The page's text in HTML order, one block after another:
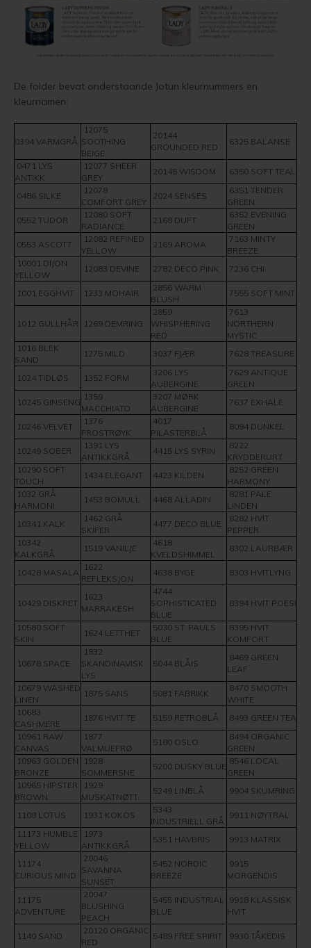
De folder bevat onderstaande Jotun kleurnummers en
kleurnamen:
0394 VARMGRÅ
12075
SOOTHING
BEIGE
20144
GROUNDED RED
6325 BALANSE
0471 LYS
ANTIKK
12077 SHEER
GREY
20145 WISDOM 6350 SOFT TEAL
0486 SILKE
12078
COMFORT GREY
2024 SENSES
6351 TENDER
GREEN
0552 TUDOR
12080 SOFT
RADIANCE
2168 DUFT
6352 EVENING
GREEN
0553 ASCOTT
12082 REFINED
YELLOW
2169 AROMA
7163 MINTY
BREEZE
10001 DIJON
YELLOW
12083 DEVINE 2782 DECO PINK 7236 CHI
1001 EGGHVIT 1233 MOHAIR
2856 WARM
BLUSH
7555 SOFT MINT
1012 GULLHÅR 1269 DEMRING
2859
WHISPHERING
RED
7613
NORTHERN
MYSTIC
1016 BLEK
SAND
1275 MILD 3037 FJÆR 7628 TREASURE
1024 TIDLØS 1352 FORM
3206 LYS
AUBERGINE
7629 ANTIQUE
GREEN
10245 GINSENG
1359
MACCHIATO
3207 MØRK
AUBERGINE
7637 EXHALE
10246 VELVET
1376
FROSTRØYK
4017
PILASTERBLÅ
8094 DUNKEL
10249 SOBER
1391 LYS
ANTIKKGRÅ
4415 LYS SYRIN
8222
KRYDDERURT
10290 SOFT
TOUCH
1434 ELEGANT 4423 KILDEN
8252 GREEN
HARMONY
1032 GRÅ
HARMONI
1453 BOMULL 4468 ALLADIN
8281 PALE
LINDEN
10341 KALK
1462 GRÅ
SKIFER
4477 DECO BLUE
8282 HVIT
PEPPER
10342
KALKGRÅ
1519 VANILJE
4618
KVELDSHIMMEL
8302 LAURBÆR
10428 MASALA
1622
REFLEKSJON
4638 BYGE 8303 HVITLYNG
10429 DISKRET
1623
MARRAKESH
4744
SOPHISTICATED
BLUE
8394 HVIT POESI
10580 SOFT
SKIN
1624 LETTHET
5030 ST. PAULS
BLUE
8395 HVIT
KOMFORT
10678 SPACE
1832
SKANDINAVISK
LYS
5044 BLÅIS
8469 GREEN
LEAF
10679 WASHED
LINEN
1875 SANS 5081 FABRIKK
8470 SMOOTH
WHITE
10683
CASHMERE
1876 HVIT TE 5159 RETROBLÅ
8493 GREEN TEA
10961 RAW
CANVAS
1877
VALMUEFRØ
5180 OSLO
8494 ORGANIC
GREEN
10963 GOLDEN
BRONZE
1928
SOMMERSNE
5200 DUSKY BLUE
8546 LOCAL
GREEN
10965 HIPSTER
BROWN
1929
MUSKATNØTT
5249 LINBLÅ 9904 SKUMRING
1108 LOTUS 1931 KOKOS
5343
INDUSTRIELL GRÅ
9911 NØYTRAL
11173 HUMBLE
YELLOW
1973
ANTIKKGRÅ
5351 HAVBRIS 9913 MATRIX
11174
CURIOUS MIND
20046
SAVANNA
SUNSET
5452 NORDIC
BREEZE
9915
MORGENDIS
11175
ADVENTURE
20047
BLUSHING
PEACH
5455 INDUSTRIAL
BLUE
9918 KLASSISK
HVIT
1140 SAND
20120 ORGANIC
RED
5489 FREE SPIRIT
9930 TÅKEDIS